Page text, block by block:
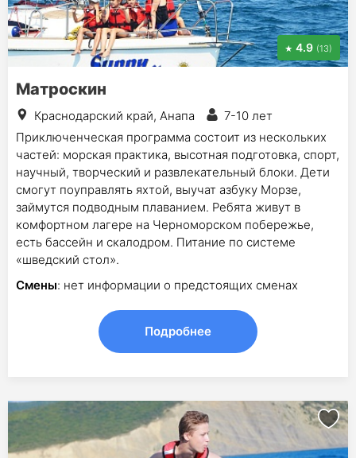
4.9 (13)
Матроскин
Краснодарский край, Анапа
7-10 лет
Приключенческая программа состоит из нескольких
частей: морская практика, высотная подготовка, спорт,
научный, творческий и развлекательный блоки. Дети
смогут поуправлять яхтой, выучат азбуку Морзе,
займутся подводным плаванием. Ребята живут в
комфортном лагере на Черноморском побережье,
есть бассейн и скалодром. Питание по системе
«шведский стол».
Смены: нет информации о предстоящих сменах
Подробнее